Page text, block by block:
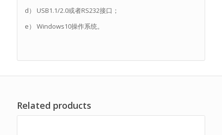
d） USB1.1/2.0或者RS232接口；
e） Windows10操作系统。
Related products